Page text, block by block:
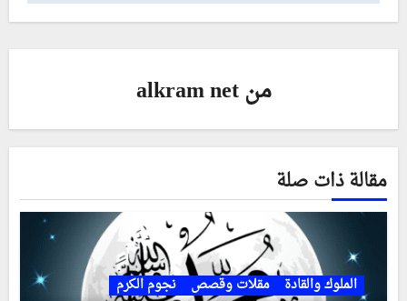
منalkram net
مقالة ذات صلة
الملوك والقادة مقلات وقصص نجوم الكرم